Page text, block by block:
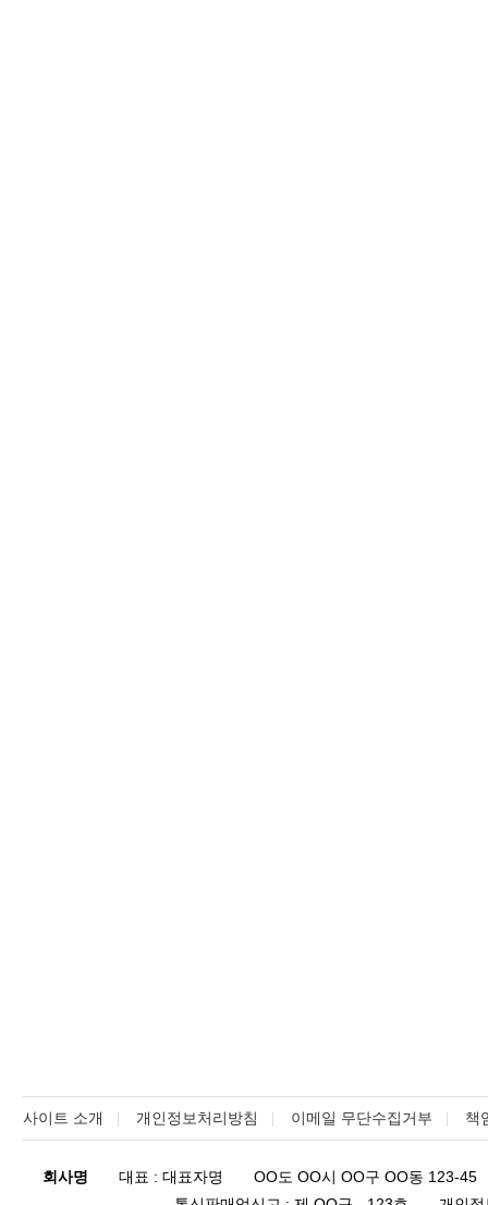
사이트 소개 개인정보처리방침 이메일 무단수집거부 책
회사명 대표 : 대표자명
OO도 OO시 OO구 OO동 123-45